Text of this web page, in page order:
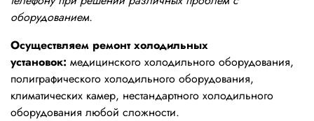
оборудованием.
Осуществляем ремонт холодильных
установок: медицинского холодильного оборудования,
полиграфического холодильного оборудования,
климатических камер, нестандартного холодильного
оборудования любой сложности.